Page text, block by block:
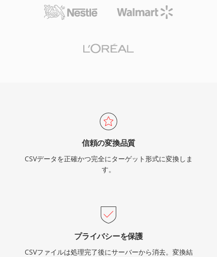
信頼の変換品質
CSVデータを正確かつ完全にターゲット形式に変換しま
す。
プライバシーを保護
CSVファイルは処理完了後にサーバーから消去。変換結